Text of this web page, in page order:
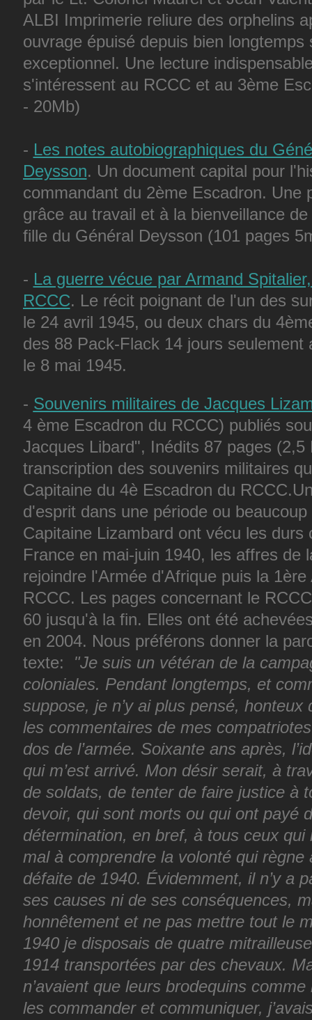
ALBI Imprimerie reliure des orphelins
ouvrage épuisé depuis bien longtemps
exceptionnel. Une lecture
s'intéressent au RCCC et au 3ème
- 20Mb)
- Les notes autobiographiques du
Deysson. Un document capital pour
commandant du 2ème Escadron. Une
grâce au travail et à la bienveillance
fille du Général Deysson (101 pages
- La guerre vécue par Armand
RCCC. Le récit poignant de l'un des
le 24 avril 1945, ou deux chars du
des 88 Pack-Flack 14 jours seulement
le 8 mai 1945.
- Souvenirs militaires de Jacques
4 ème Escadron du RCCC) publiés
Jacques Libard", Inédits 87 pages
transcription des souvenirs militaires
Capitaine du 4è Escadron du
d'esprit dans une période ou
Capitaine Lizambard ont vécu les
France en mai-juin 1940, les affres de
rejoindre l'Armée d'Afrique puis la
RCCC. Les pages concernant le
60 jusqu'à la fin. Elles ont été
en 2004. Nous préférons donner la
texte: "Je suis un vétéran de la
coloniales. Pendant longtemps, et
suppose, je n’y ai plus pensé,
les commentaires de mes
dos de l’armée. Soixante ans après,
qui m’est arrivé. Mon désir serait, à
de soldats, de tenter de faire justice à
devoir, qui sont morts ou qui ont payé
détermination, en bref, à tous ceux qui
mal à comprendre la volonté qui règne
défaite de 1940. Évidemment, il n’y a
ses causes ni de ses conséquences,
honnêtement et ne pas mettre tout le
1940 je disposais de quatre
1914 transportées par des chevaux.
n’avaient que leurs brodequins
les commander et communiquer,